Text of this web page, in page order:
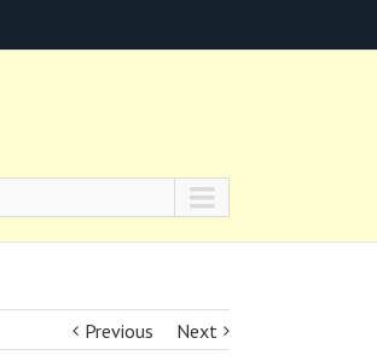
Previous Next